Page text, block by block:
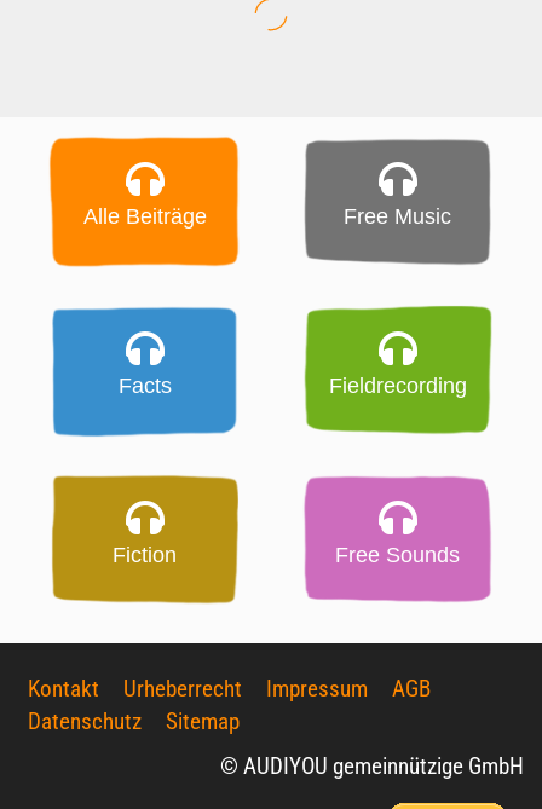
Alle Beiträge Free Music
Facts Fieldrecording
Fiction Free Sounds
Kontakt Urheberrecht Impressum
AGB
Datenschutz
Sitemap
© AUDIYOU gemeinnützige GmbH